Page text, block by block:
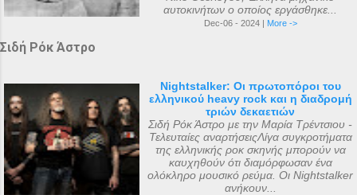
αυτοκινήτων ο οποίος εργάσθηκε...
Dec-06 - 2024 | More ->
Σιδή Ρόκ Άστρο
Nightstalker: Οι πρωτοπόροι του
ελληνικού heavy rock και η διαδρομή
τριών δεκαετιών
Σιδή Ρόκ Άστρο με την Μαρία Τρέντσιου -
Τελευταίες αναρτήσειςΛίγα συγκροτήματα
της ελληνικής ροκ σκηνής μπορούν να
καυχηθούν ότι διαμόρφωσαν ένα
ολόκληρο μουσικό ρεύμα. Οι Nightstalker
ανήκουν...